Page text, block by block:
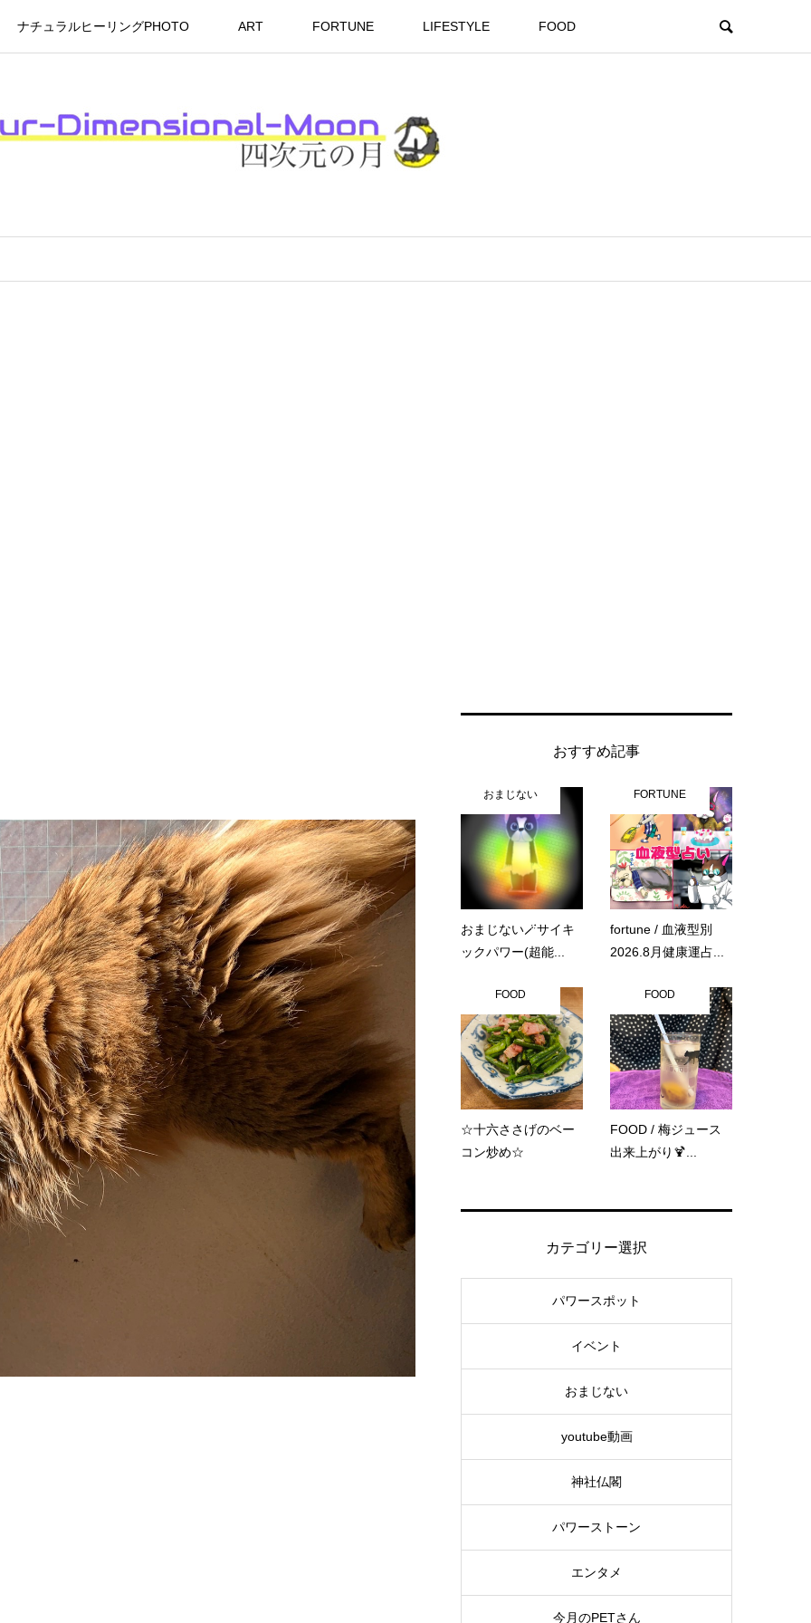
ナチュラルヒーリングPHOTO ART FORTUNE LIFESTYLE FOOD
おすすめ記事
おまじない
おまじない🪄サイキ
ックパワー(超能...
FORTUNE
fortune / 血液型別
2026.8月健康運占...
FOOD
☆十六ささげのベー
コン炒め☆
FOOD
FOOD / 梅ジュース
出来上がり🍹...
カテゴリー選択
パワースポット
イベント
おまじない
youtube動画
神社仏閣
パワーストーン
エンタメ
今月のPETさん